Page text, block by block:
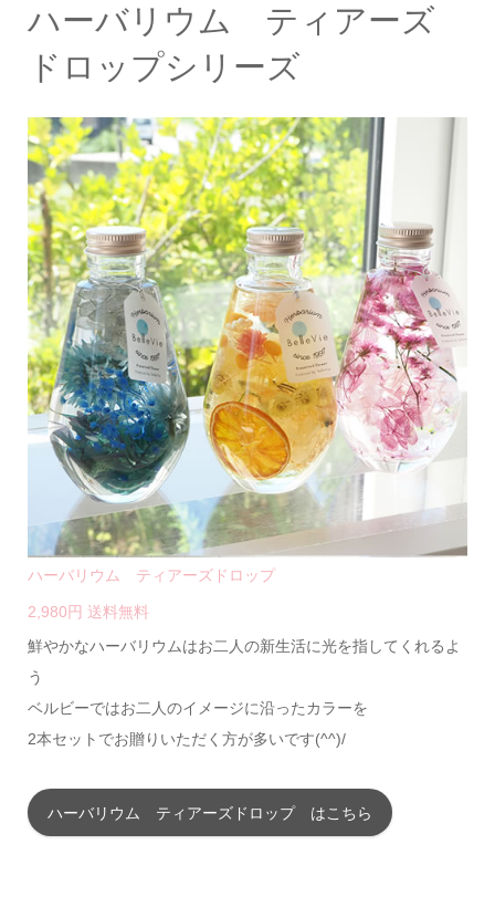
ハーバリウム ティアーズ
ドロップシリーズ
ハーバリウム ティアーズドロップ
2,980円 送料無料
鮮やかなハーバリウムはお二人の新生活に光を指してくれるよ
う
ベルビーではお二人のイメージに沿ったカラーを
2本セットでお贈りいただく方が多いです(^^)/
ハーバリウム ティアーズドロップ はこちら